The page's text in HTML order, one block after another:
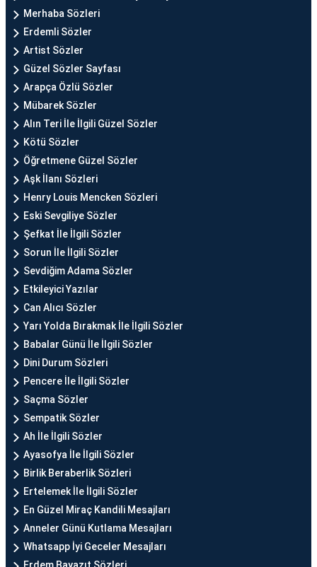
Merhaba Sözleri
Erdemli Sözler
Artist Sözler
Güzel Sözler Sayfası
Arapça Özlü Sözler
Mübarek Sözler
Alın Teri İle İlgili Güzel Sözler
Kötü Sözler
Öğretmene Güzel Sözler
Aşk İlanı Sözleri
Henry Louis Mencken Sözleri
Eski Sevgiliye Sözler
Şefkat İle İlgili Sözler
Sorun İle İlgili Sözler
Sevdiğim Adama Sözler
Etkileyici Yazılar
Can Alıcı Sözler
Yarı Yolda Bırakmak İle İlgili Sözler
Babalar Günü İle İlgili Sözler
Dini Durum Sözleri
Pencere İle İlgili Sözler
Saçma Sözler
Sempatik Sözler
Ah İle İlgili Sözler
Ayasofya İle İlgili Sözler
Birlik Beraberlik Sözleri
Ertelemek İle İlgili Sözler
En Güzel Miraç Kandili Mesajları
Anneler Günü Kutlama Mesajları
Whatsapp İyi Geceler Mesajları